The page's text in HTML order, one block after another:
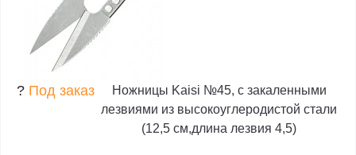
? Под заказ
Ножницы Kaisi №45, с закаленными
лезвиями из высокоуглеродистой стали
(12,5 см,длина лезвия 4,5)